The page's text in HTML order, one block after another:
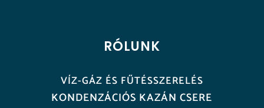
RÓLUNK
VÍZ-GÁZ ÉS FŰTÉSSZERELÉS
KONDENZÁCIÓS KAZÁN CSERE